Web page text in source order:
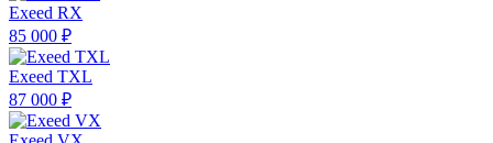
Exeed RX
85 000 ₽
Exeed TXL
87 000 ₽